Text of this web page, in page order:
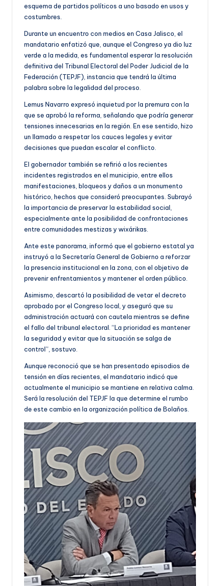
esquema de partidos políticos a uno basado en usos y
costumbres.
Durante un encuentro con medios en Casa Jalisco, el
mandatario enfatizó que, aunque el Congreso ya dio luz
verde a la medida, es fundamental esperar la resolución
definitiva del Tribunal Electoral del Poder Judicial de la
Federación (TEPJF), instancia que tendrá la última
palabra sobre la legalidad del proceso.
Lemus Navarro expresó inquietud por la premura con la
que se aprobó la reforma, señalando que podría generar
tensiones innecesarias en la región. En ese sentido, hizo
un llamado a respetar los cauces legales y evitar
decisiones que puedan escalar el conflicto.
El gobernador también se refirió a los recientes
incidentes registrados en el municipio, entre ellos
manifestaciones, bloqueos y daños a un monumento
histórico, hechos que consideró preocupantes. Subrayó
la importancia de preservar la estabilidad social,
especialmente ante la posibilidad de confrontaciones
entre comunidades mestizas y wixárikas.
Ante este panorama, informó que el gobierno estatal ya
instruyó a la Secretaría General de Gobierno a reforzar
la presencia institucional en la zona, con el objetivo de
prevenir enfrentamientos y mantener el orden público.
Asimismo, descartó la posibilidad de vetar el decreto
aprobado por el Congreso local, y aseguró que su
administración actuará con cautela mientras se define
el fallo del tribunal electoral. “La prioridad es mantener
la seguridad y evitar que la situación se salga de
control”, sostuvo.
Aunque reconoció que se han presentado episodios de
tensión en días recientes, el mandatario indicó que
actualmente el municipio se mantiene en relativa calma.
Será la resolución del TEPJF la que determine el rumbo
de este cambio en la organización política de Bolaños.